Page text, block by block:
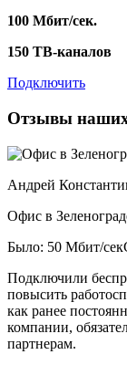
100 Мбит/сек.
150 ТВ-каналов
Подключить
Отзывы
Андрей
Офис в
Было: 50 Мбит/сек
Подключили
повысить
как ранее
компании,
партнерам.